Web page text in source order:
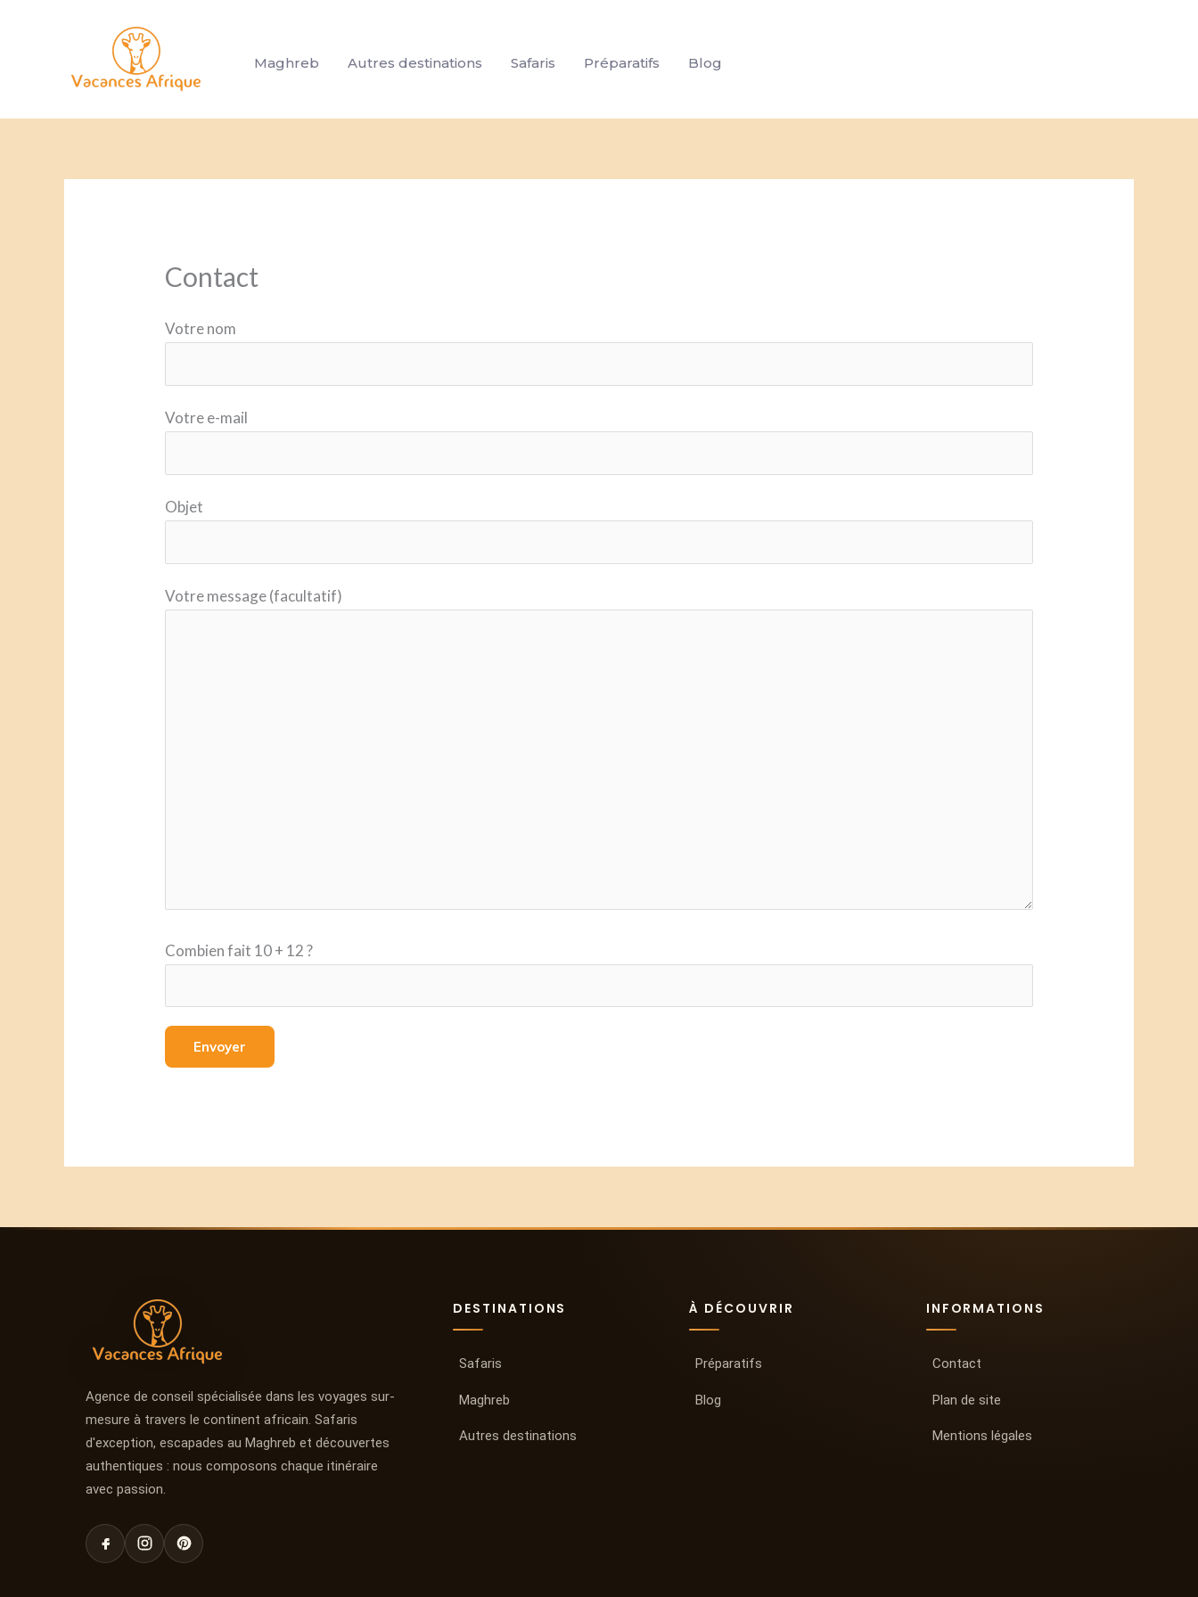
Maghreb Autres destinations Safaris Préparatifs Blog
Contact
Votre nom
Votre e-mail
Objet
Votre message (facultatif)
Combien fait 10 + 12 ?
Agence de conseil spécialisée dans les voyages sur-
mesure à travers le continent africain. Safaris
d'exception, escapades au Maghreb et découvertes
authentiques : nous composons chaque itinéraire
avec passion.
DESTINATIONS
Safaris
Maghreb
Autres destinations
À DÉCOUVRIR
Préparatifs
Blog
INFORMATIONS
Contact
Plan de site
Mentions légales